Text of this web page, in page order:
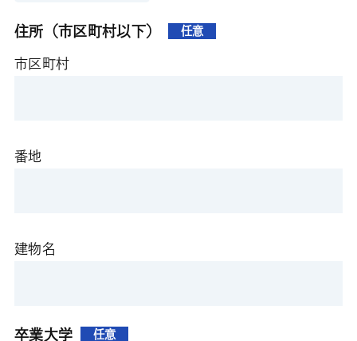
住所（市区町村以下） 任意
市区町村
番地
建物名
卒業大学 任意